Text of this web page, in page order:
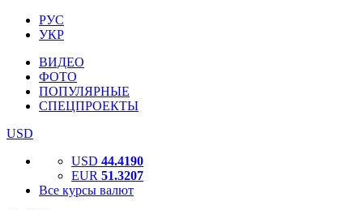
РУС
УКР
ВИДЕО
ФОТО
ПОПУЛЯРНЫЕ
СПЕЦПРОЕКТЫ
USD
USD 44.4190
EUR 51.3207
Все курсы валют